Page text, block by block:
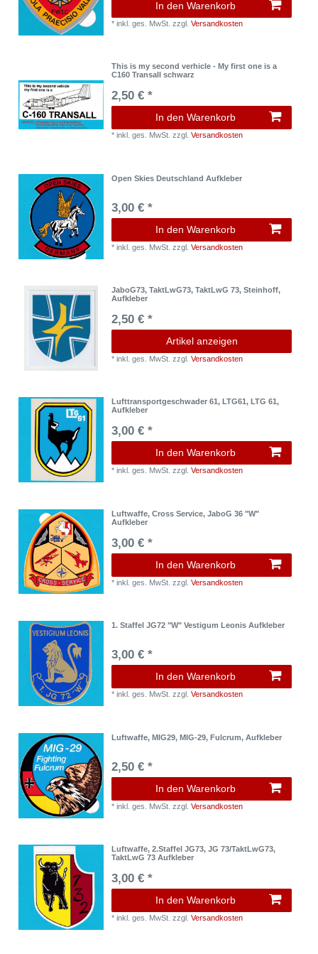
In den Warenkorb
*inkl. ges. MwSt. zzgl.Versandkosten
This is my second verhicle - My first one is a
C160 Transall schwarz
2,50 € *
In den Warenkorb
*inkl. ges. MwSt. zzgl.Versandkosten
Open Skies Deutschland Aufkleber
3,00 € *
In den Warenkorb
*inkl. ges. MwSt. zzgl.Versandkosten
JaboG73, TaktLwG73, TaktLwG 73, Steinhoff,
Aufkleber
2,50 € *
Artikel anzeigen
*inkl. ges. MwSt. zzgl.Versandkosten
Lufttransportgeschwader 61, LTG61, LTG 61,
Aufkleber
3,00 € *
In den Warenkorb
*inkl. ges. MwSt. zzgl.Versandkosten
Luftwaffe, Cross Service, JaboG 36 "W"
Aufkleber
3,00 € *
In den Warenkorb
*inkl. ges. MwSt. zzgl.Versandkosten
1. Staffel JG72 "W" Vestigum Leonis Aufkleber
3,00 € *
In den Warenkorb
*inkl. ges. MwSt. zzgl.Versandkosten
Luftwaffe, MIG29, MIG-29, Fulcrum, Aufkleber
2,50 € *
In den Warenkorb
*inkl. ges. MwSt. zzgl.Versandkosten
Luftwaffe, 2.Staffel JG73, JG 73/TaktLwG73,
TaktLwG 73 Aufkleber
3,00 € *
In den Warenkorb
*inkl. ges. MwSt. zzgl.Versandkosten